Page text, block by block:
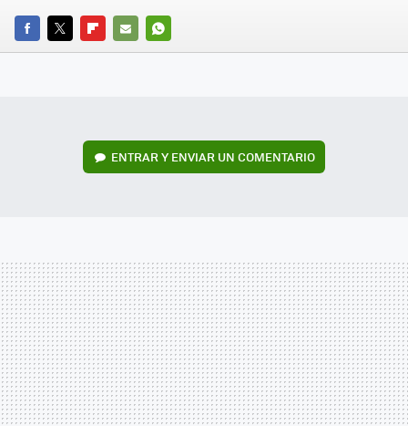
FACEBOOK
TWITTERFLIPBOARD
E-
WHATSAPP
ENTRAR Y ENVIAR UN COMENTARIO